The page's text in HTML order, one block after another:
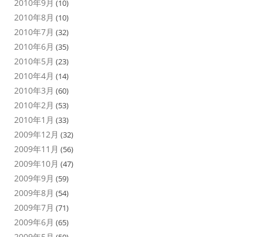
2010年9月 (10)
2010年8月 (10)
2010年7月 (32)
2010年6月 (35)
2010年5月 (23)
2010年4月 (14)
2010年3月 (60)
2010年2月 (53)
2010年1月 (33)
2009年12月 (32)
2009年11月 (56)
2009年10月 (47)
2009年9月 (59)
2009年8月 (54)
2009年7月 (71)
2009年6月 (65)